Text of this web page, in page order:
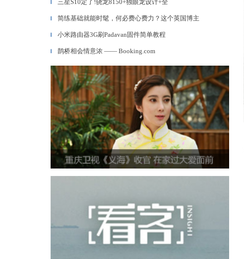
▎ 三星S10定了!骁龙8150+独眼龙设计+全
▎ 简练基础就能时髦，何必费心费力？这个英国博主
▎ 小米路由器3G刷Padavan固件简单教程
▎ 鹊桥相会情意浓 —— Booking.com